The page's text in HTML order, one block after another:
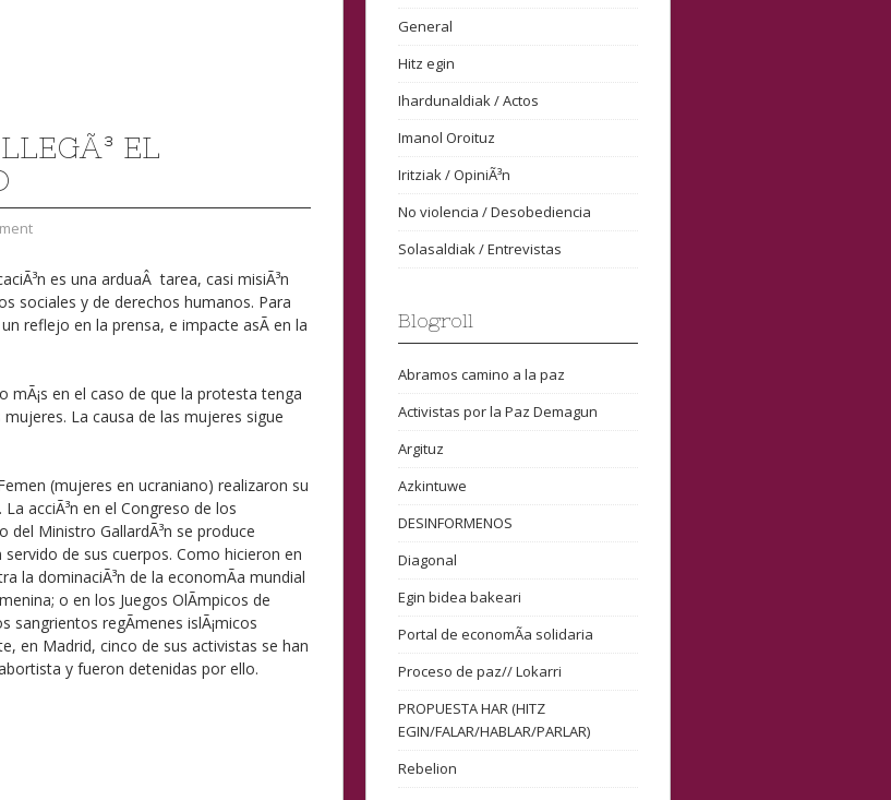
EL
es una arduaÂ tarea, casi misiÃ³n
sociales y de derechos humanos. Para
reflejo en la prensa, e impacte asÃ­ en la
en el caso de que la protesta tenga
La causa de las mujeres sigue
(mujeres en ucraniano) realizaron su
acciÃ³n en el Congreso de los
Ministro GallardÃ³n se produce
de sus cuerpos. Como hicieron en
la dominaciÃ³n de la economÃ­a mundial
o en los Juegos OlÃ­mpicos de
sangrientos regÃ­menes islÃ¡micos
en Madrid, cinco de sus activistas se han
y fueron detenidas por ello.
General
Hitz egin
Ihardunaldiak / Actos
Imanol Oroituz
Iritziak / OpiniÃ³n
No violencia / Desobediencia
Solasaldiak / Entrevistas
Blogroll
Abramos camino a la paz
Activistas por la Paz Demagun
Argituz
Azkintuwe
DESINFORMENOS
Diagonal
Egin bidea bakeari
Portal de economÃ­a solidaria
Proceso de paz// Lokarri
PROPUESTA HAR (HITZ
EGIN/FALAR/HABLAR/PARLAR)
Rebelion